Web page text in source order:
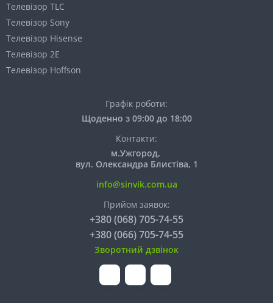
Телевізор TLC
Телевізор Sony
Телевізор Hisense
Телевізор 2E
Телевізор Hoffson
Графік роботи:
Щоденно з 09:00 до 18:00
Контакти:
м.Ужгород,
вул. Олександра Блистіва, 1
info@sinvik.com.ua
Прийом заявок:
+380 (068) 705-74-55
+380 (066) 705-74-55
Зворотний дзвінок